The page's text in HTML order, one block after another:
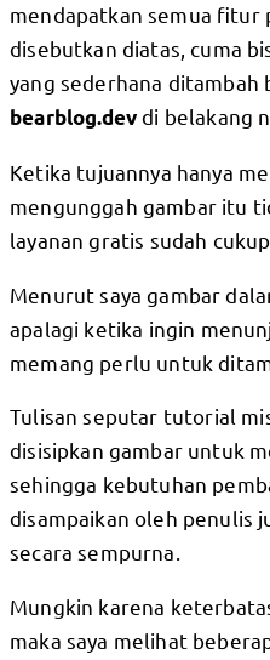
mendapatkan semua fitur
disebutkan diatas, cuma
yang sederhana ditambah
bearblog.devdi belakang
Ketika tujuannya hanya
mengunggah gambar itu
layanan gratis sudah cukup.
Menurut saya gambar
apalagi ketika ingin
memang perlu untuk
Tulisan seputar tutorial
disisipkan gambar untuk
sehingga kebutuhan
disampaikan oleh penulis
secara sempurna.
Mungkin karena
maka saya melihat